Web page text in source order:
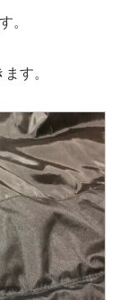
。
す。